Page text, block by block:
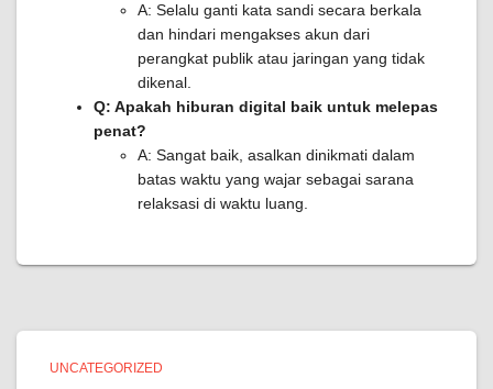
A: Selalu ganti kata sandi secara berkala
dan hindari mengakses akun dari
perangkat publik atau jaringan yang tidak
dikenal.
Q: Apakah hiburan digital baik untuk melepas
penat?
A: Sangat baik, asalkan dinikmati dalam
batas waktu yang wajar sebagai sarana
relaksasi di waktu luang.
UNCATEGORIZED